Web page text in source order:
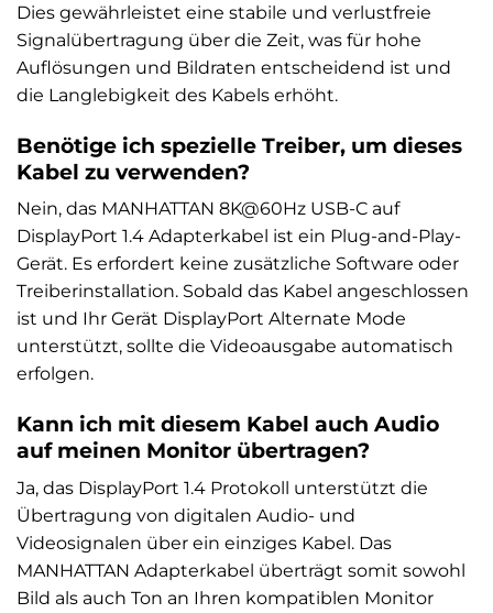
Dies gewährleistet eine stabile und verlustfreie
Signalübertragung über die Zeit, was für hohe
Auflösungen und Bildraten entscheidend ist und
die Langlebigkeit des Kabels erhöht.
Benötige ich spezielle Treiber, um dieses
Kabel zu verwenden?
Nein, das MANHATTAN 8K@60Hz USB-C auf
DisplayPort 1.4 Adapterkabel ist ein Plug-and-Play-
Gerät. Es erfordert keine zusätzliche Software oder
Treiberinstallation. Sobald das Kabel angeschlossen
ist und Ihr Gerät DisplayPort Alternate Mode
unterstützt, sollte die Videoausgabe automatisch
erfolgen.
Kann ich mit diesem Kabel auch Audio
auf meinen Monitor übertragen?
Ja, das DisplayPort 1.4 Protokoll unterstützt die
Übertragung von digitalen Audio- und
Videosignalen über ein einziges Kabel. Das
MANHATTAN Adapterkabel überträgt somit sowohl
Bild als auch Ton an Ihren kompatiblen Monitor